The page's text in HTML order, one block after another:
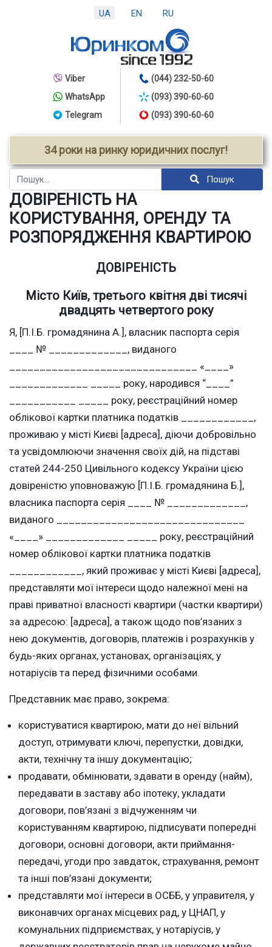
UA EN RU
Viber
WhatsApp
Telegram
(044) 232-50-60
(093) 390-60-60
(093) 390-60-60
34 роки на ринку юридичних послуг!
Пошук Пошук
ДОВІРЕНІСТЬ НА
КОРИСТУВАННЯ, ОРЕНДУ ТА
РОЗПОРЯДЖЕННЯ КВАРТИРОЮ
ДОВІРЕНІСТЬ
Місто Київ, третього квітня дві тисячі
двадцять четвертого року
Я, [П.І.Б. громадянина А.], власник паспорта серія
____ № _____________, виданого
_______________________________ «____»
_____________ _____ року, народився “____”
___________ _____ року, реєстраційний номер
облікової картки платника податків ____________,
проживаю у місті Києві [адреса], діючи добровільно
та усвідомлюючи значення своїх дій, на підставі
статей 244-250 Цивільного кодексу України цією
довіреністю уповноважую [П.І.Б. громадянина Б.],
власника паспорта серія ____ № _____________,
виданого _______________________________
«____» _____________ _____ року, реєстраційний
номер облікової картки платника податків
____________, який проживає у місті Києві [адреса],
представляти мої інтереси щодо належної мені на
праві приватної власності квартири (частки квартири)
за адресою: [адреса], а також щодо пов’язаних з
нею документів, договорів, платежів і розрахунків у
будь-яких органах, установах, організаціях, у
нотаріусів та перед фізичними особами.
Представник має право, зокрема:
користуватися квартирою, мати до неї вільний
доступ, отримувати ключі, перепустки, довідки,
акти, технічну та іншу документацію;
продавати, обмінювати, здавати в оренду (найм),
передавати в заставу або іпотеку, укладати
договори, пов’язані з відчуженням чи
користуванням квартирою, підписувати попередні
договори, основні договори, акти приймання-
передачі, угоди про завдаток, страхування, ремонт
та інші пов’язані документи;
представляти мої інтереси в ОСББ, у управителя, у
виконавчих органах місцевих рад, у ЦНАП, у
комунальних підприємствах, у нотаріусів, у